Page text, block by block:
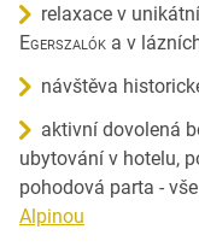
relaxace v
Egerszalók a v
návštěva
aktivní dovolená
ubytování v hotelu,
pohodová parta -
Alpinou